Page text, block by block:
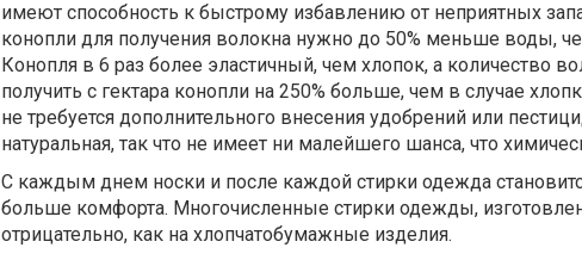
имеют способность к быстрому избавлению от неприятных
конопли для получения волокна нужно до 50% меньше воды,
Конопля в 6 раз более эластичный, чем хлопок, а количество
получить с гектара конопли на 250% больше, чем в случае
не требуется дополнительного внесения удобрений или
натуральная, так что не имеет ни малейшего шанса, что
С каждым днем носки и после каждой стирки одежда
больше комфорта. Многочисленные стирки одежды,
отрицательно, как на хлопчатобумажные изделия.